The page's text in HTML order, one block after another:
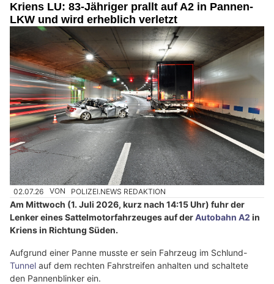
Kriens LU: 83-Jähriger prallt auf A2 in Pannen-
LKW und wird erheblich verletzt
02.07.26 VON POLIZEI.NEWS REDAKTION
Am Mittwoch (1. Juli 2026, kurz nach 14:15 Uhr) fuhr der
Lenker eines Sattelmotorfahrzeuges auf derAutobahn A2 in
Kriens in Richtung Süden.
Aufgrund einer Panne musste er sein Fahrzeug im Schlund-
Tunnel auf dem rechten Fahrstreifen anhalten und schaltete
den Pannenblinker ein.